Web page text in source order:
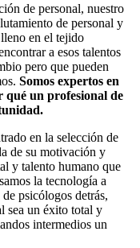
de personal, nuestro
de personal y
en el tejido
a esos talentos
pero que pueden
Somos expertos en
un profesional de
en la selección de
de su motivación y
y talento humano que
la tecnología a
psicólogos detrás,
sea un éxito total y
intermedios un